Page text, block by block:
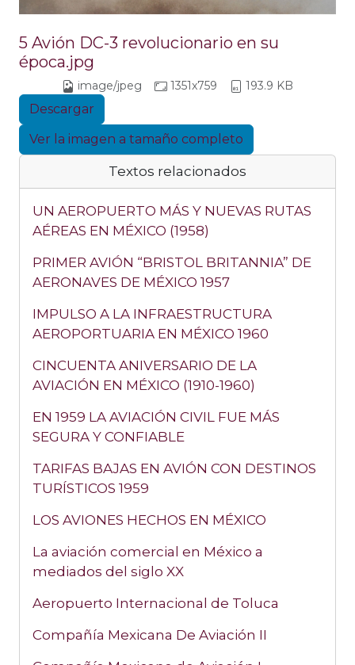
5 Avión DC-3 revolucionario en su
época.jpg
image/jpeg 1351x759 193.9 KB
Descargar
Ver la imagen a tamaño completo
Textos relacionados
UN AEROPUERTO MÁS Y NUEVAS RUTAS
AÉREAS EN MÉXICO (1958)
PRIMER AVIÓN “BRISTOL BRITANNIA” DE
AERONAVES DE MÉXICO 1957
IMPULSO A LA INFRAESTRUCTURA
AEROPORTUARIA EN MÉXICO 1960
CINCUENTA ANIVERSARIO DE LA
AVIACIÓN EN MÉXICO (1910-1960)
EN 1959 LA AVIACIÓN CIVIL FUE MÁS
SEGURA Y CONFIABLE
TARIFAS BAJAS EN AVIÓN CON DESTINOS
TURÍSTICOS 1959
LOS AVIONES HECHOS EN MÉXICO
La aviación comercial en México a
mediados del siglo XX
Aeropuerto Internacional de Toluca
Compañía Mexicana De Aviación II